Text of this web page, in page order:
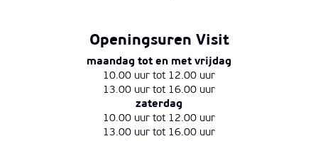
Openingsuren Visit
maandag tot en met vrijdag
10.00 uur tot 12.00 uur
13.00 uur tot 16.00 uur
zaterdag
10.00 uur tot 12.00 uur
13.00 uur tot 16.00 uur